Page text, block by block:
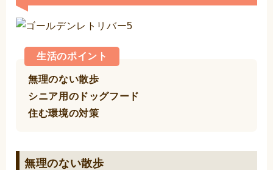
生活のポイント
無理のない散歩
シニア用のドッグフード
住む環境の対策
無理のない散歩